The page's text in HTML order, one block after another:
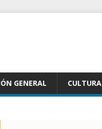
GENERAL CULTURA